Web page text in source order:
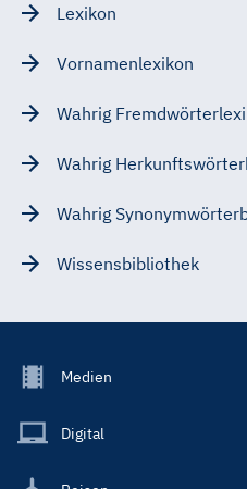
Lexikon
Vornamenlexikon
Wahrig
Wahrig
Wahrig
Wissensbibliothek
Footer
Main
Medien
Digital